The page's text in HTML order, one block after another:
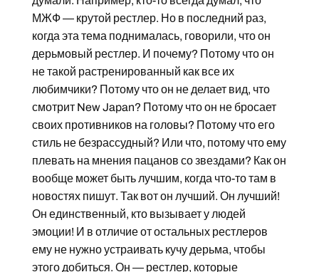
МЖФ — крутой рестлер. Но в последний раз,
когда эта тема поднималась, говорили, что он
дерьмовый рестлер. И почему? Потому что он
не такой растренированный как все их
любимчики? Потому что он не делает вид, что
смотрит New Japan? Потому что он не бросает
своих противников на головы? Потому что его
стиль не безрассудный? Или что, потому что ему
плевать на мнения пацанов со звездами? Как он
вообще может быть лучшим, когда что-то там в
новостях пишут. Так вот он лучший. Он лучший!
Он единственный, кто вызывает у людей
эмоции! И в отличие от остальных рестлеров
ему не нужно устраивать кучу дерьма, чтобы
этого добиться. Он — рестлер, которые